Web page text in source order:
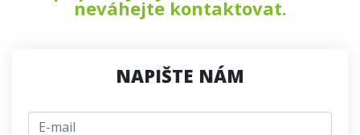
neváhejte kontaktovat.
NAPIŠTE NÁM
E-mail